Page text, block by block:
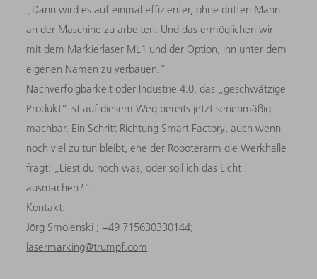
„Dann wird es auf einmal effizienter, ohne dritten Mann
an der Maschine zu arbeiten. Und das ermöglichen wir
mit dem Markierlaser ML1 und der Option, ihn unter dem
eigenen Namen zu verbauen.“
Nachverfolgbarkeit oder Industrie 4.0, das „geschwätzige
Produkt“ ist auf diesem Weg bereits jetzt serienmäßig
machbar. Ein Schritt Richtung Smart Factory, auch wenn
noch viel zu tun bleibt, ehe der Roboterarm die Werkhalle
fragt: „Liest du noch was, oder soll ich das Licht
ausmachen?“
Kontakt:
Jörg Smolenski ; +49 715630330144;
lasermarking@trumpf.com